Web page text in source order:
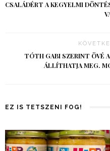
CSALÁDÉRT A KEGYELMI
TÓTH GABI SZERINT ÖVÉ
ÁLLÍTHATJA MEG.
EZ IS TETSZENI FOG!